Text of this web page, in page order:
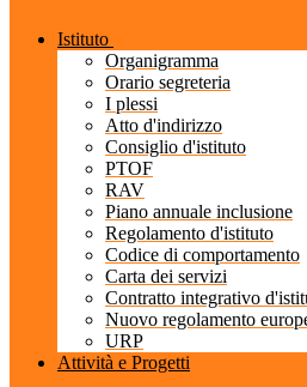
Istituto
Organigramma
Orario segreteria
I plessi
Atto d'indirizzo
Consiglio d'istituto
PTOF
RAV
Piano annuale inclusione
Regolamento d'istituto
Codice di comportamento
Carta dei servizi
Contratto integrativo
Nuovo regolamento
URP
Attività e Progetti